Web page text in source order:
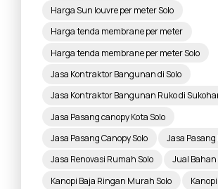
Harga Sun louvre per meter Solo
Harga tenda membrane per meter
Harga tenda membrane per meter Solo
Jasa Kontraktor Bangunan di Solo
Jasa Kontraktor Bangunan Ruko di
Jasa Pasang canopy Kota Solo
Jasa Pasang Canopy Solo
Jasa Pasang
Jasa Renovasi Rumah Solo
Jual
Kanopi Baja Ringan Murah Solo